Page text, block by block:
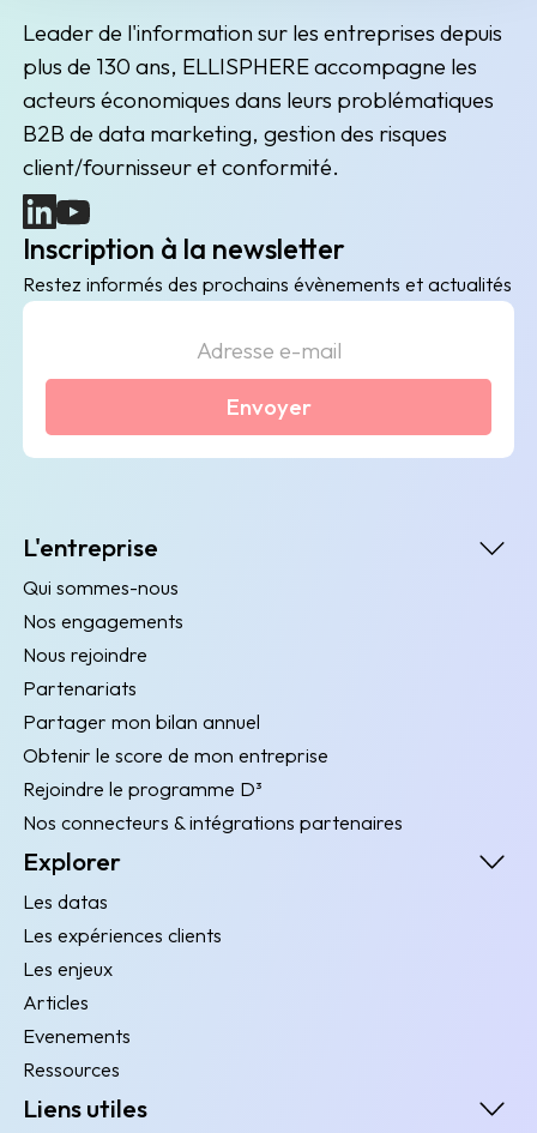
Leader de l'information sur les entreprises depuis
plus de 130 ans, ELLISPHERE accompagne les
acteurs économiques dans leurs problématiques
B2B de data marketing, gestion des risques
client/fournisseur et conformité.
(nouvelle fenêtre)
(nouvelle fenêtre)
Inscription à la newsletter
Restez informés des prochains évènements et actualités
Envoyer
L'entreprise
Qui sommes-nous
Nos engagements
Nous rejoindre
Partenariats
Partager mon bilan annuel
Obtenir le score de mon entreprise
Rejoindre le programme D³
Nos connecteurs & intégrations partenaires
Explorer
Les datas
Les expériences clients
Les enjeux
Articles
Evenements
Ressources
Liens utiles